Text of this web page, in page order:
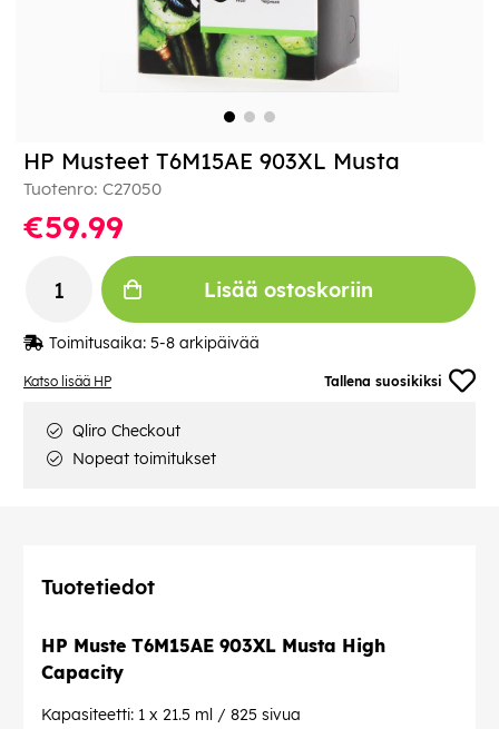
Katso lisää HP Tallena suosikiksi
HP Musteet T6M15AE 903XL Musta
Tuotenro: C27050
€59.99
Lisää ostoskoriin
Toimitusaika: 5-8 arkipäivää
Qliro Checkout
Nopeat toimitukset
Tuotetiedot
HP Muste T6M15AE 903XL Musta High
Capacity
Kapasiteetti: 1 x 21.5 ml / 825 sivua